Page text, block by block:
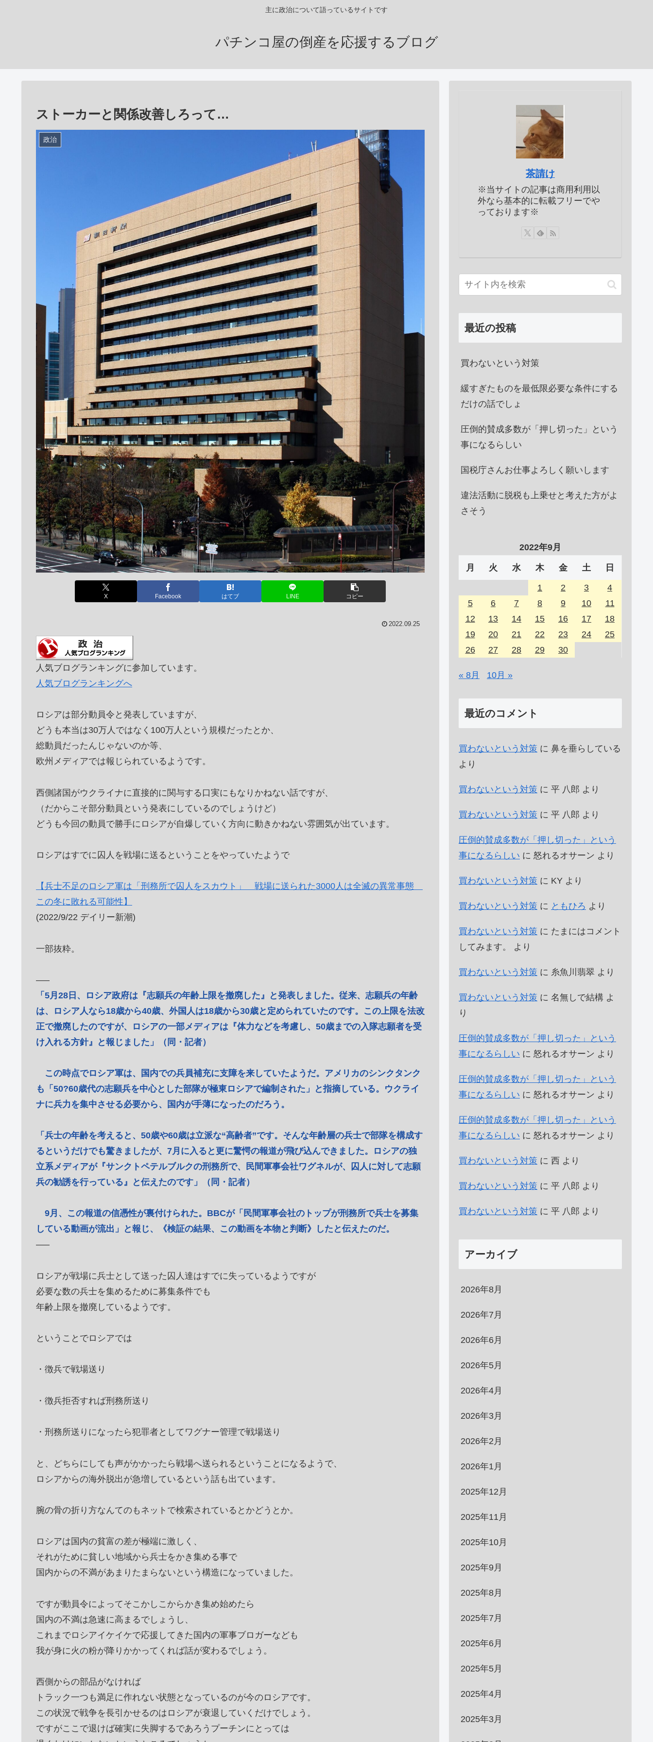
主に政治について語っているサイトです
パチンコ屋の倒産を応援するブログ
ストーカーと関係改善しろって…
政治
X Facebook はてブ LINE コピー
2022.09.25
人気ブログランキングに参加しています。
人気ブログランキングへ
ロシアは部分動員令と発表していますが、
どうも本当は30万人ではなく100万人という規模だったとか、
総動員だったんじゃないのか等、
欧州メディアでは報じられているようです。
西側諸国がウクライナに直接的に関与する口実にもなりかねない話ですが、
（だからこそ部分動員という発表にしているのでしょうけど）
どうも今回の動員で勝手にロシアが自爆していく方向に動きかねない雰囲気が出ています。
ロシアはすでに囚人を戦場に送るということをやっていたようで
【兵士不足のロシア軍は「刑務所で囚人をスカウト」 戦場に送られた3000人は全滅の異常事態
この冬に敗れる可能性】
(2022/9/22 デイリー新潮)
一部抜粋。
—–
「5月28日、ロシア政府は『志願兵の年齢上限を撤廃した』と発表しました。従来、志願兵の年齢
は、ロシア人なら18歳から40歳、外国人は18歳から30歳と定められていたのです。この上限を法改
正で撤廃したのですが、ロシアの一部メディアは『体力などを考慮し、50歳までの入隊志願者を受
け入れる方針』と報じました」（同・記者）
この時点でロシア軍は、国内での兵員補充に支障を来していたようだ。アメリカのシンクタンク
も「50?60歳代の志願兵を中心とした部隊が極東ロシアで編制された」と指摘している。ウクライ
ナに兵力を集中させる必要から、国内が手薄になったのだろう。
「兵士の年齢を考えると、50歳や60歳は立派な“高齢者”です。そんな年齢層の兵士で部隊を構成す
るというだけでも驚きましたが、7月に入ると更に驚愕の報道が飛び込んできました。ロシアの独
立系メディアが『サンクトペテルブルクの刑務所で、民間軍事会社ワグネルが、囚人に対して志願
兵の勧誘を行っている』と伝えたのです」（同・記者）
9月、この報道の信憑性が裏付けられた。BBCが「民間軍事会社のトップが刑務所で兵士を募集
している動画が流出」と報じ、《検証の結果、この動画を本物と判断》したと伝えたのだ。
—–
ロシアが戦場に兵士として送った囚人達はすでに失っているようですが
必要な数の兵士を集めるために募集条件でも
年齢上限を撤廃しているようです。
ということでロシアでは
・徴兵で戦場送り
・徴兵拒否すれば刑務所送り
・刑務所送りになったら犯罪者としてワグナー管理で戦場送り
と、どちらにしても声がかかったら戦場へ送られるということになるようで、
ロシアからの海外脱出が急増しているという話も出ています。
腕の骨の折り方なんてのもネットで検索されているとかどうとか。
ロシアは国内の貧富の差が極端に激しく、
それがために貧しい地域から兵士をかき集める事で
国内からの不満があまりたまらないという構造になっていました。
ですが動員令によってそこかしこからかき集め始めたら
国内の不満は急速に高まるでしょうし、
これまでロシアイケイケで応援してきた国内の軍事ブロガーなども
我が身に火の粉が降りかかってくれば話が変わるでしょう。
西側からの部品がなければ
トラック一つも満足に作れない状態となっているのが今のロシアです。
この状況で戦争を長引かせるのはロシアが衰退していくだけでしょう。
ですがここで退けば確実に失脚するであろうプーチンにとっては
茶請け
※当サイトの記事は商用利用以
外なら基本的に転載フリーでや
っております※
最近の投稿
買わないという対策
緩すぎたものを最低限必要な条件にする
だけの話でしょ
圧倒的賛成多数が「押し切った」という
事になるらしい
国税庁さんお仕事よろしく願いします
違法活動に脱税も上乗せと考えた方がよ
さそう
2022年9月
月 火 水 木 金 土 日
1 2 3
4
5
6 7 8 9 10
11
12
13 14 15 16 17
18
19
20 21 22 23 24
25
26
27 28 29 30
« 8月 10月 »
最近のコメント
買わないという対策 に 鼻を垂らしている
より
買わないという対策 に 平 八郎 より
買わないという対策 に 平 八郎 より
圧倒的賛成多数が「押し切った」という
事になるらしい に 怒れるオサーン より
買わないという対策 に KY より
買わないという対策 に ともひろ より
買わないという対策 に たまにはコメント
してみます。
より
買わないという対策 に 糸魚川翡翠 より
買わないという対策 に 名無しで結構 よ
り
圧倒的賛成多数が「押し切った」という
事になるらしい に 怒れるオサーン より
圧倒的賛成多数が「押し切った」という
事になるらしい に 怒れるオサーン より
圧倒的賛成多数が「押し切った」という
事になるらしい に 怒れるオサーン より
買わないという対策 に 西 より
買わないという対策 に 平 八郎 より
買わないという対策 に 平 八郎 より
アーカイブ
2026年8月
2026年7月
2026年6月
2026年5月
2026年4月
2026年3月
2026年2月
2026年1月
2025年12月
2025年11月
2025年10月
2025年9月
2025年8月
2025年7月
2025年6月
2025年5月
2025年4月
2025年3月